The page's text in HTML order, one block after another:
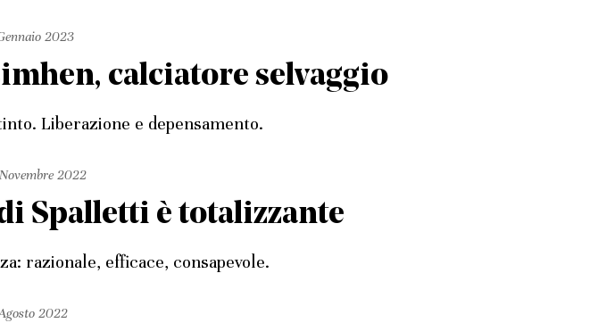
2023
calciatore selvaggio
Liberazione e depensamento.
2022
Spalletti è totalizzante
razionale, efficace, consapevole.
2022